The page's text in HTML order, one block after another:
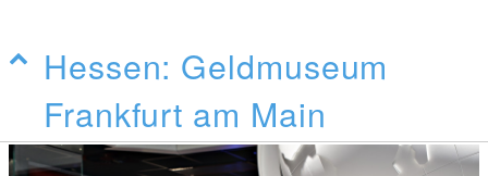
Hessen: Geldmuseum
Frankfurt am Main